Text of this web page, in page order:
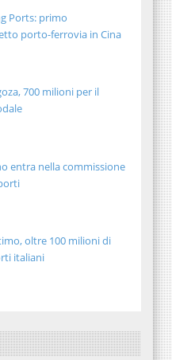
Ports: primo
porto-ferrovia in Cina
700 milioni per il
entra nella commissione
oltre 100 milioni di
italiani